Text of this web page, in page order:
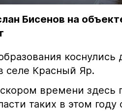
Бисенов на
коснулись
селе Красный Яр.
времени здесь
таких в этом